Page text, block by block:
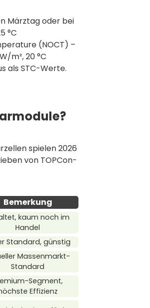
Märztag oder bei
°C
(NOCT) –
m², 20 °C
als STC-Werte.
spielen 2026
von TOPCon-
Bemerkung
kaum noch im
Handel
Standard, günstig
Massenmarkt-
Standard
Segment,
Effizienz